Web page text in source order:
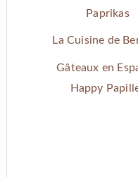
Paprikas
La Cuisine de
Gâteaux en
Happy